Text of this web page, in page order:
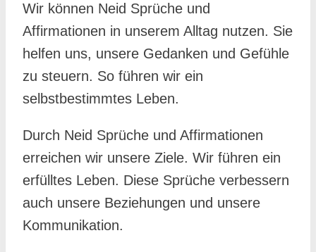
Wir können Neid Sprüche und
Affirmationen in unserem Alltag nutzen. Sie
helfen uns, unsere Gedanken und Gefühle
zu steuern. So führen wir ein
selbstbestimmtes Leben.
Durch Neid Sprüche und Affirmationen
erreichen wir unsere Ziele. Wir führen ein
erfülltes Leben. Diese Sprüche verbessern
auch unsere Beziehungen und unsere
Kommunikation.